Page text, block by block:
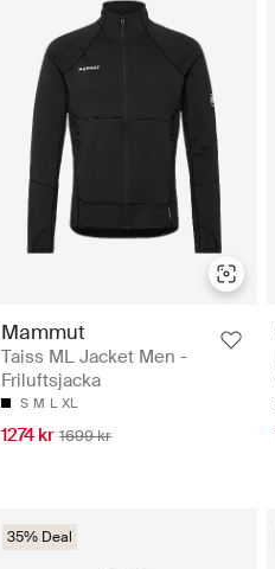
Mammut
Taiss ML Jacket Men -
Friluftsjacka
S M L XL
1274 kr 1699 kr
35% Deal